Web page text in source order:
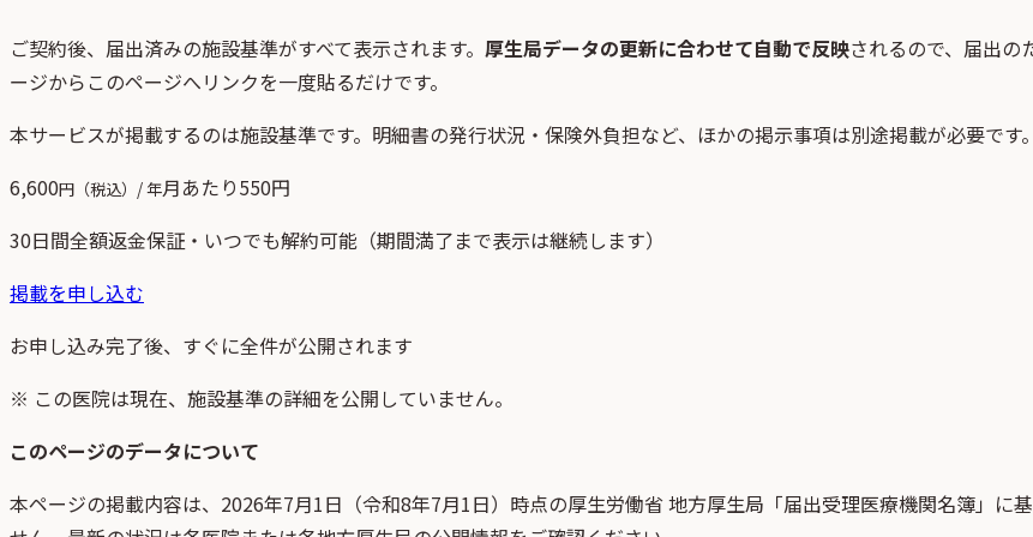
ご契約後、 届出済みの施設基準がすべて表示されます。 厚生局データの更新に合わせて自動で反映されるので、届出の
ージからこのページへリンクを一度貼るだけです。
本サービスが掲載するのは施設基準です。明細書の発行状況・保険外負担など、ほかの掲示事項は別途掲載が必要です。
6,600円（税込）/ 年月あたり550円
30日間全額返金保証・いつでも解約可能（期間満了まで表示は継続します）
掲載を申し込む
お申し込み完了後、すぐに全件が公開されます
※ この医院は現在、施設基準の詳細を公開していません。
このページのデータについて
本ページの掲載内容は、 2026年7月1日 （令和8年7月1日）時点の厚生労働省 地方厚生局「届出受理医療機関名簿」 に